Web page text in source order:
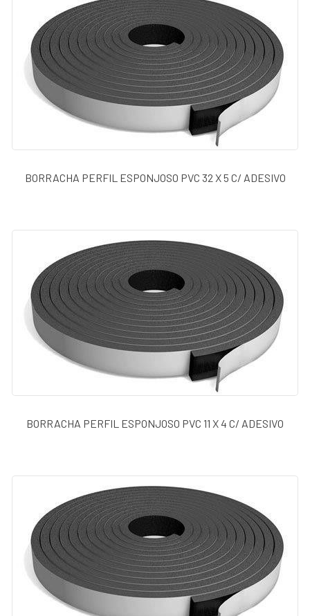
BORRACHA PERFIL ESPONJOSO PVC 32 X 5 C/ ADESIVO
BORRACHA PERFIL ESPONJOSO PVC 11 X 4 C/ ADESIVO